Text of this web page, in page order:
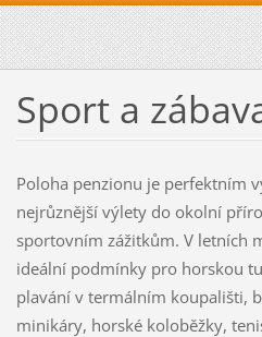
Sport a
Poloha penzionu je perfektním
nejrůznější výlety do okolní
sportovním zážitkům. V letních
ideální podmínky pro horskou
plavání v termálním koupališti,
minikáry, horské koloběžky,